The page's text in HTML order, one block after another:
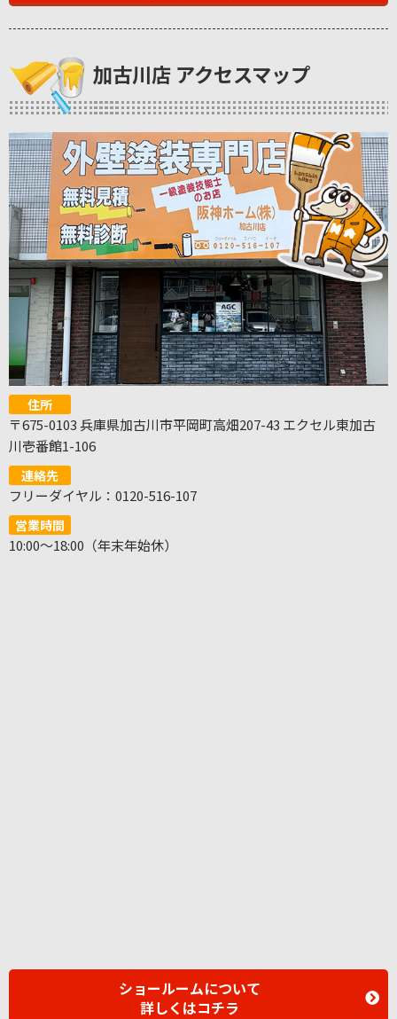
加古川店 アクセスマップ
住所
〒675-0103 兵庫県加古川市平岡町高畑207-43 エクセル東加古
川壱番館1-106
連絡先
フリーダイヤル：0120-516-107
営業時間
10:00～18:00（年末年始休）
ショールームについて
詳しくはコチラ